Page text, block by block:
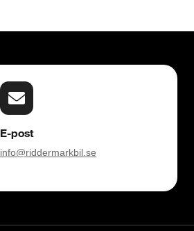
E-post
info@riddermarkbil.se